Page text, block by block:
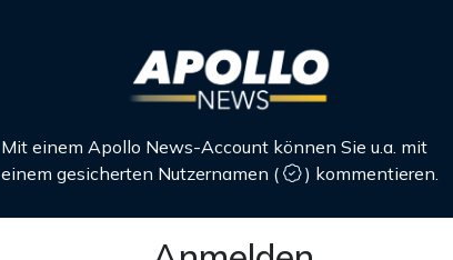
Mit einem Apollo News-Account können Sie u.a. mit
einem gesicherten Nutzernamen ( ) kommentieren.